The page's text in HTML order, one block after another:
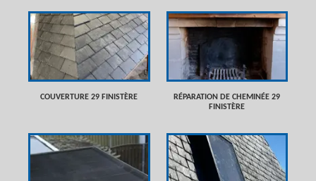
COUVERTURE 29 FINISTÈRE
RÉPARATION DE CHEMINÉE 29
FINISTÈRE